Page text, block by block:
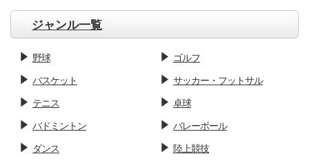
ジャンル一覧
野球 ゴルフ
バスケット サッカー・フットサル
テニス 卓球
バドミントン バレーボール
ダンス 陸上競技